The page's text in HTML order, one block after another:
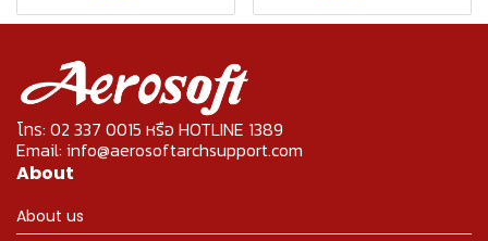
โทร: 02 337 0015 หรือ HOTLINE 1389
Email: info@aerosoftarchsupport.com
About
About us